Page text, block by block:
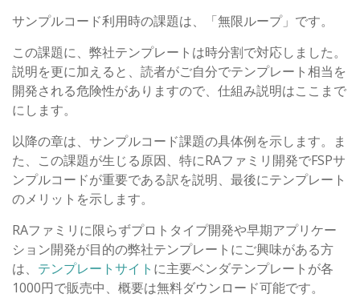
サンプルコード利用時の課題は、「無限ループ」です。
この課題に、弊社テンプレートは時分割で対応しました。
説明を更に加えると、読者がご自分でテンプレート相当を
開発される危険性がありますので、仕組み説明はここまで
にします。
以降の章は、サンプルコード課題の具体例を示します。ま
た、この課題が生じる原因、特にRAファミリ開発でFSPサ
ンプルコードが重要である訳を説明、最後にテンプレート
のメリットを示します。
RAファミリに限らずプロトタイプ開発や早期アプリケー
ション開発が目的の弊社テンプレートにご興味がある方
は、 テンプレートサイト に主要ベンダテンプレートが各
1000円で販売中、概要は無料ダウンロード可能です。